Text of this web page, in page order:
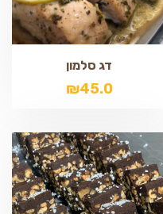
דג סלמון
₪45.0